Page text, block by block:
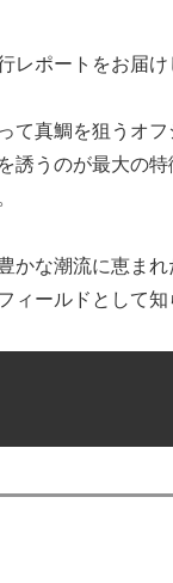
レポートをお届け
て真鯛を狙うオ
誘うのが最大の
かな潮流に恵ま
ールドとして知